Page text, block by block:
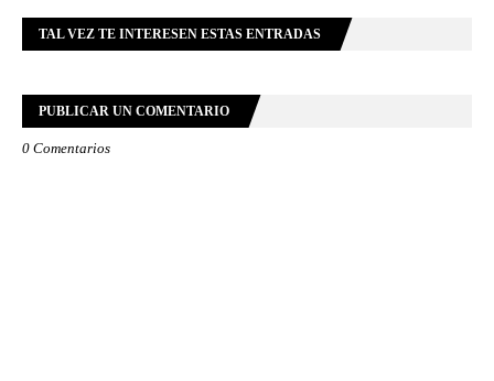
TAL VEZ TE INTERESEN ESTAS ENTRADAS
PUBLICAR UN COMENTARIO
0 Comentarios